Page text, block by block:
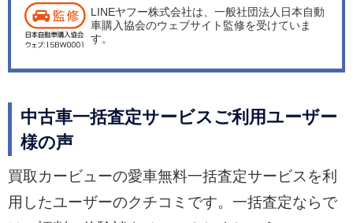
LINEヤフー株式会社は、一般社団法人日本自動
車購入協会のウェブサイト監修を受けていま
す。
中古車一括査定サービスご利用ユーザー
様の声
買取カービューの愛車無料一括査定サービスを利
用したユーザーのクチコミです。一括査定ならで